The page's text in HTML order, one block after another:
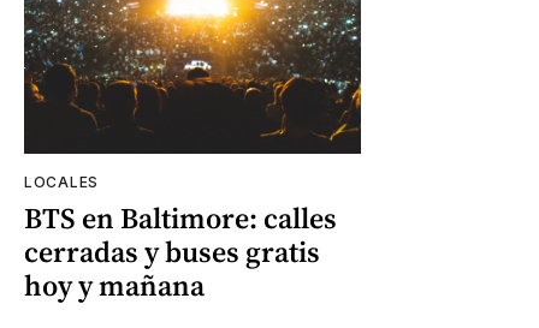
LOCALES
BTS en Baltimore: calles
cerradas y buses gratis
hoy y mañana